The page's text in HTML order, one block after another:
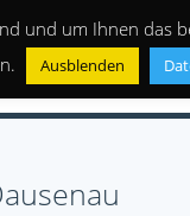
und um Ihnen das
Ausblenden